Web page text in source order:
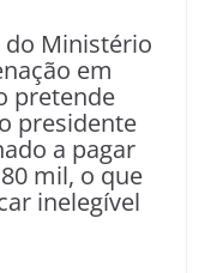
Ministério
em
pretende
presidente
a pagar
mil, o que
inelegível